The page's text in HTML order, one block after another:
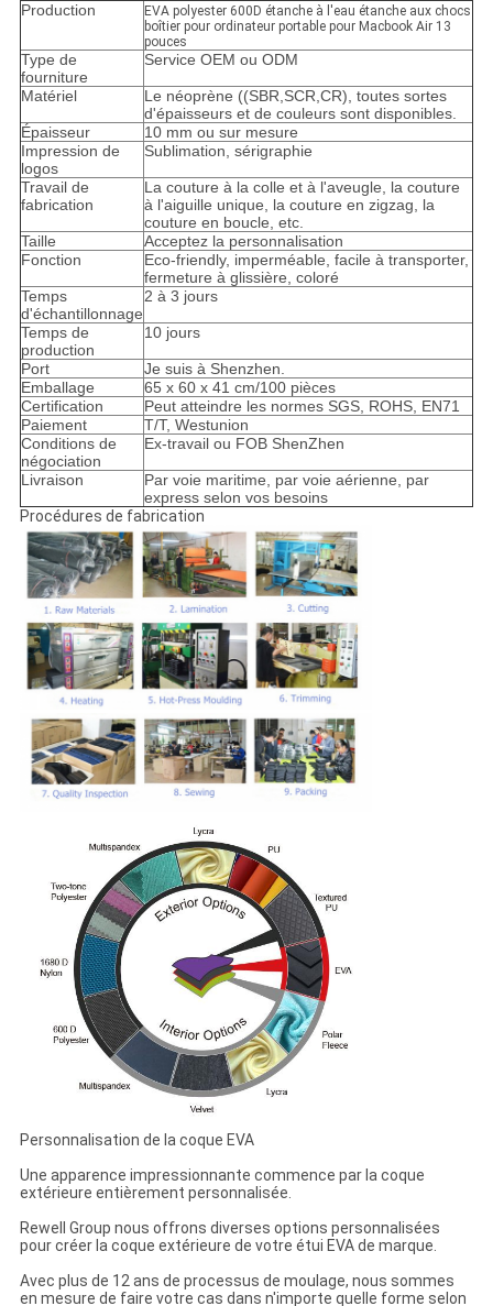
Production
EVA polyester 600D étanche à l'eau étanche aux chocs
boîtier pour ordinateur portable pour Macbook Air 13
pouces
Type de
fourniture
Service OEM ou ODM
Matériel
Le néoprène ((SBR,SCR,CR), toutes sortes
d'épaisseurs et de couleurs sont disponibles.
Épaisseur
10 mm ou sur mesure
Impression de
logos
Sublimation, sérigraphie
Travail de
fabrication
La couture à la colle et à l'aveugle, la couture
à l'aiguille unique, la couture en zigzag, la
couture en boucle, etc.
Taille
Acceptez la personnalisation
Fonction
Eco-friendly, imperméable, facile à transporter,
fermeture à glissière, coloré
Temps
d'échantillonnage
2 à 3 jours
Temps de
production
10 jours
Port
Je suis à Shenzhen.
Emballage
65 x 60 x 41 cm/100 pièces
Certification
Peut atteindre les normes SGS, ROHS, EN71
Paiement
T/T, Westunion
Conditions de
négociation
Ex-travail ou FOB ShenZhen
Livraison
Par voie maritime, par voie aérienne, par
express selon vos besoins
Procédures de fabrication
Personnalisation de la coque EVA
Une apparence impressionnante commence par la coque
extérieure entièrement personnalisée.
Rewell Group nous offrons diverses options personnalisées
pour créer la coque extérieure de votre étui EVA de marque.
Avec plus de 12 ans de processus de moulage, nous sommes
en mesure de faire votre cas dans n'importe quelle forme selon